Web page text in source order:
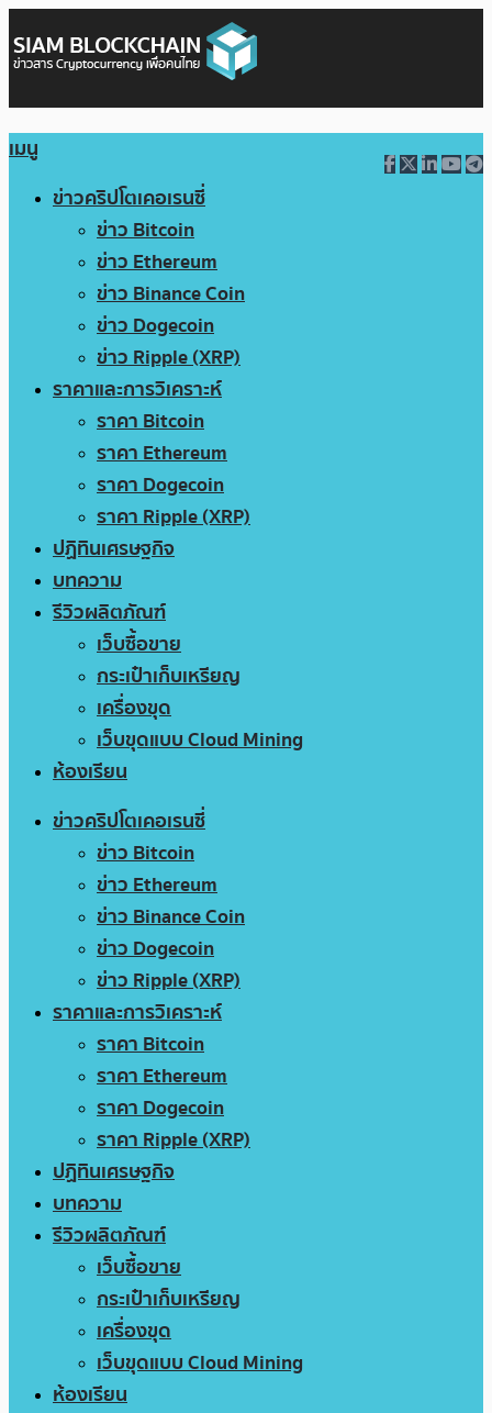
เมนู
ข่าวคริปโตเคอเรนซี่
ข่าว Bitcoin
ข่าว Ethereum
ข่าว Binance Coin
ข่าว Dogecoin
ข่าว Ripple (XRP)
ราคาและการวิเคราะห์
ราคา Bitcoin
ราคา Ethereum
ราคา Dogecoin
ราคา Ripple (XRP)
ปฏิทินเศรษฐกิจ
บทความ
รีวิวผลิตภัณฑ์
เว็บซื้อขาย
กระเป๋าเก็บเหรียญ
เครื่องขุด
เว็บขุดแบบ Cloud Mining
ห้องเรียน
ข่าวคริปโตเคอเรนซี่
ข่าว Bitcoin
ข่าว Ethereum
ข่าว Binance Coin
ข่าว Dogecoin
ข่าว Ripple (XRP)
ราคาและการวิเคราะห์
ราคา Bitcoin
ราคา Ethereum
ราคา Dogecoin
ราคา Ripple (XRP)
ปฏิทินเศรษฐกิจ
บทความ
รีวิวผลิตภัณฑ์
เว็บซื้อขาย
กระเป๋าเก็บเหรียญ
เครื่องขุด
เว็บขุดแบบ Cloud Mining
ห้องเรียน